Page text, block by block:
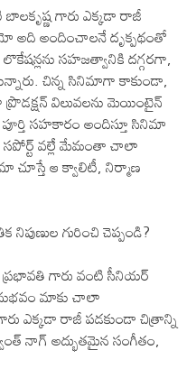
గారు ఎక్కడా రాజీ
అది అందించాలనే దృక్పథంతో
సహజత్వానికి దగ్గరగా,
చిన్న సినిమాగా కాకుండా,
విలువలను మెయింటైన్
సహకారం అందిస్తూ సినిమా
వల్లే మేమంతా చాలా
చూస్తే ఆ క్వాలిటీ, నిర్మాణ
నిపుణుల గురించి చెప్పండి?
గారు వంటి సీనియర్
మాకు చాలా
ఎక్కడా రాజీ పడకుండా చిత్రాన్ని
నాగ్ అద్భుతమైన సంగీతం,